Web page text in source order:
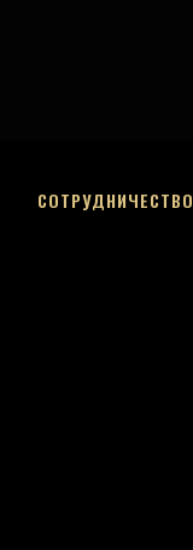
СОТРУДНИЧЕСТВО